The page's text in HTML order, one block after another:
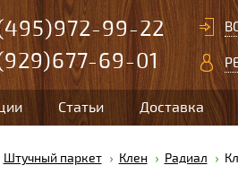
99-22
69-01
Статьи Доставка
Штучный паркет Клен Радиал